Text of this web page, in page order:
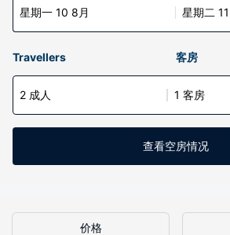
星期一 10 8月 星期二
Travellers 客房
2 成人 1 客房
查看空房情况
价格